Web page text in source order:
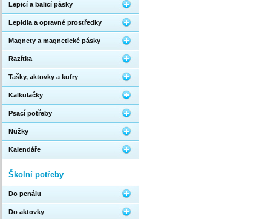
Lepicí a balicí pásky
Lepidla a opravné prostředky
Magnety a magnetické pásky
Razítka
Tašky, aktovky a kufry
Kalkulačky
Psací potřeby
Nůžky
Kalendáře
Školní potřeby
Do penálu
Do aktovky